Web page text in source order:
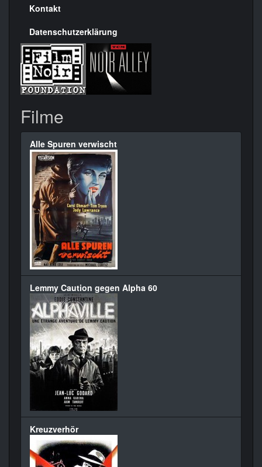
Kontakt
Datenschutzerklärung
Filme
Alle Spuren verwischt
Lemmy Caution gegen Alpha 60
Kreuzverhör